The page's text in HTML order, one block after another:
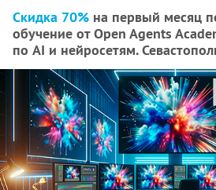
Скидка 70% на первый месяц
обучение от Open Agents
по AI и нейросетям.